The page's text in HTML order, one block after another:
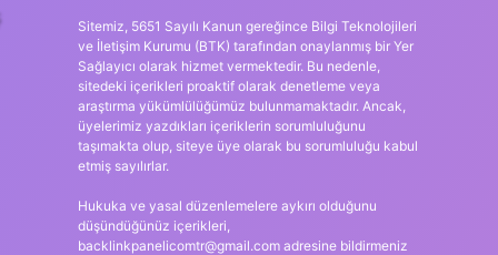
Sitemiz, 5651 Sayılı Kanun gereğince Bilgi Teknolojileri
ve İletişim Kurumu (BTK) tarafından onaylanmış bir Yer
Sağlayıcı olarak hizmet vermektedir. Bu nedenle,
sitedeki içerikleri proaktif olarak denetleme veya
araştırma yükümlülüğümüz bulunmamaktadır. Ancak,
üyelerimiz yazdıkları içeriklerin sorumluluğunu
taşımakta olup, siteye üye olarak bu sorumluluğu kabul
etmiş sayılırlar.
Hukuka ve yasal düzenlemelere aykırı olduğunu
düşündüğünüz içerikleri,
backlinkpanelicomtr@gmail.comadresine bildirmeniz